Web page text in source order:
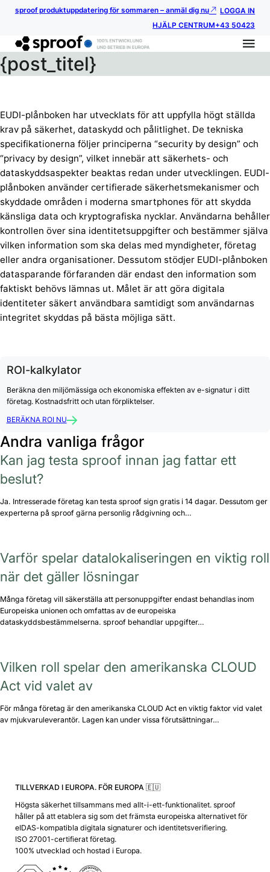
sproof produktuppdatering för sommaren – anmäl dig nu
LOGGA IN
HJÄLP CENTRUM+43 50423
{post_titel}
EUDI-plånboken har utvecklats för att uppfylla högt ställda
krav på säkerhet, dataskydd och pålitlighet. De tekniska
specifikationerna följer principerna “security by design” och
“privacy by design”, vilket innebär att säkerhets- och
dataskyddsaspekter beaktas redan under utvecklingen. EUDI-
plånboken använder certifierade säkerhetsmekanismer och
skyddade områden i moderna smartphones för att skydda
känsliga data och kryptografiska nycklar. Användarna behåller
kontrollen över sina identitetsuppgifter och bestämmer själva
vilken information som ska delas med myndigheter, företag
eller andra organisationer. Dessutom stödjer EUDI-plånboken
datasparande förfaranden där endast den information som
faktiskt behövs lämnas ut. Målet är att göra digitala
identiteter säkert användbara samtidigt som användarnas
integritet skyddas på bästa möjliga sätt.
ROI-kalkylator
Beräkna den miljömässiga och ekonomiska effekten av e-signatur i ditt
företag. Kostnadsfritt och utan förpliktelser.
BERÄKNA ROI NU
Andra vanliga frågor
Kan jag testa sproof innan jag fattar ett
beslut?
Ja. Intresserade företag kan testa sproof sign gratis i 14 dagar. Dessutom ger
experterna på sproof gärna personlig rådgivning och…
Varför spelar datalokaliseringen en viktig roll
när det gäller lösningar
Många företag vill säkerställa att personuppgifter endast behandlas inom
Europeiska unionen och omfattas av de europeiska
dataskyddsbestämmelserna. sproof behandlar uppgifter…
Vilken roll spelar den amerikanska CLOUD
Act vid valet av
För många företag är den amerikanska CLOUD Act en viktig faktor vid valet
av mjukvaruleverantör. Lagen kan under vissa förutsättningar…
TILLVERKAD I EUROPA. FÖR EUROPA 🇪🇺
Högsta säkerhet tillsammans med allt-i-ett-funktionalitet. sproof
håller på att etablera sig som det främsta europeiska alternativet för
eIDAS-kompatibla digitala signaturer och identitetsverifiering.
ISO 27001-certifierat företag.
100% utvecklad och hostad i Europa.